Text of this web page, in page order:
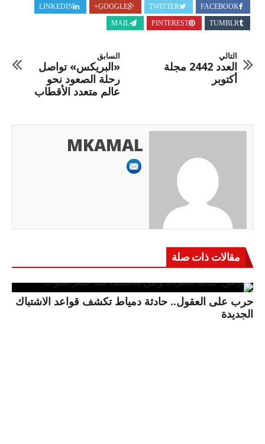
FACEBOOK
TWITTER
GOOGLE+
LINKEDIN
TUMBLR
PINTEREST
MAIL
السابق
«البريكس» تواصل
رحلة الصعود نحو
عالم متعدد الأقطاب
التالي
العدد 2442 مجلة
أكتوبر
MKAMAL
مقالات ذات صلة
حرب على العقول.. حادثة دمياط تكشف قواعد الاشتباك
الجديدة